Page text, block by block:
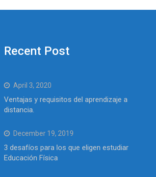
Recent Post
April 3, 2020
Ventajas y requisitos del aprendizaje a
distancia.
December 19, 2019
3 desafíos para los que eligen estudiar
Educación Física